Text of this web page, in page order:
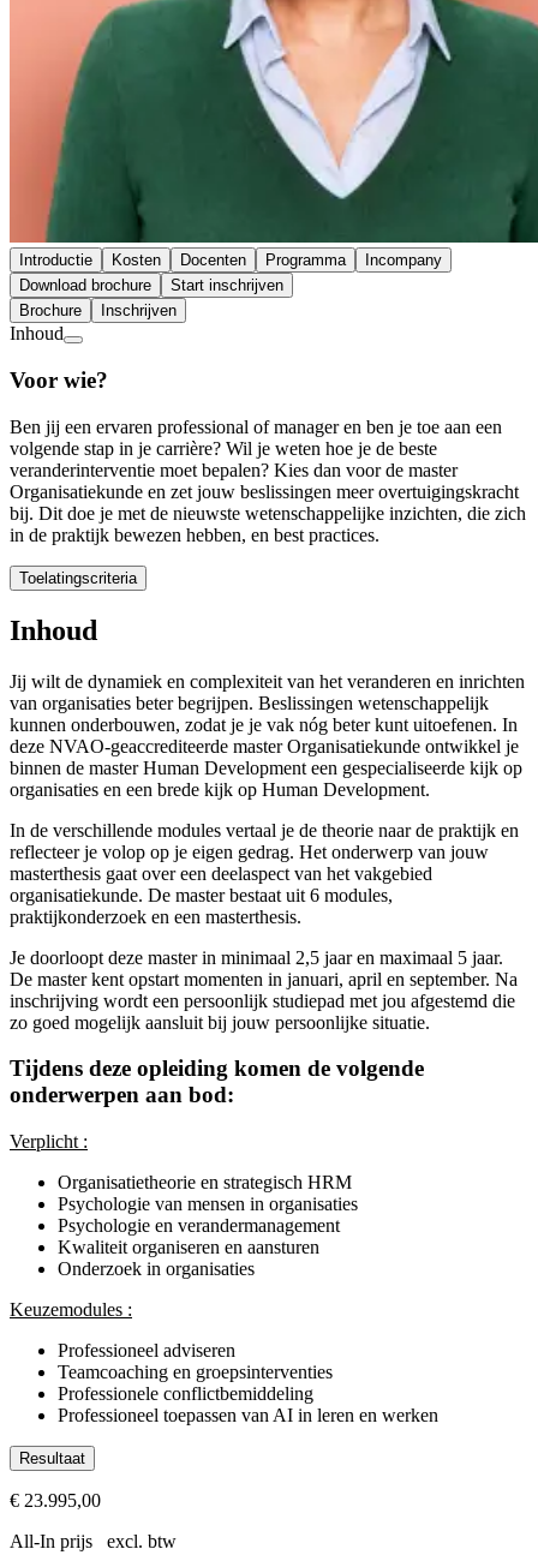
Introductie Kosten Docenten Programma
Incompany
Download brochure
Start inschrijven
Brochure
Inschrijven
Inhoud
Voor wie?
Ben jij een ervaren professional of manager en ben je toe aan een
volgende stap in je carrière? Wil je weten hoe je de beste
veranderinterventie moet bepalen? Kies dan voor de master
Organisatiekunde en zet jouw beslissingen meer overtuigingskracht
bij. Dit doe je met de nieuwste wetenschappelijke inzichten, die zich
in de praktijk bewezen hebben, en best practices.
Toelatingscriteria
Toelatingscriteria
Je bent in het bezit van een Bachelor- of mastergetuigschrift in het
Na aanmelding word je uitgenodigd voor een doelstellend gesprek
Inhoud
Jij wilt de dynamiek en complexiteit van het veranderen en inrichten
van organisaties beter begrijpen. Beslissingen wetenschappelijk
kunnen onderbouwen, zodat je je vak nóg beter kunt uitoefenen. In
deze NVAO-geaccrediteerde master Organisatiekunde ontwikkel je
binnen de master Human Development een gespecialiseerde kijk op
organisaties en een brede kijk op Human Development.
In de verschillende modules vertaal je de theorie naar de praktijk en
reflecteer je volop op je eigen gedrag. Het onderwerp van jouw
masterthesis gaat over een deelaspect van het vakgebied
organisatiekunde. De master bestaat uit 6 modules,
praktijkonderzoek en een masterthesis.
Je doorloopt deze master in minimaal 2,5 jaar en maximaal 5 jaar.
De master kent opstart momenten in januari, april en september. Na
inschrijving wordt een persoonlijk studiepad met jou afgestemd die
zo goed mogelijk aansluit bij jouw persoonlijke situatie.
Tijdens deze opleiding komen de volgende
onderwerpen aan bod:
Verplicht :
Organisatietheorie en strategisch HRM
Psychologie van mensen in organisaties
Psychologie en verandermanagement
Kwaliteit organiseren en aansturen
Onderzoek in organisaties
Keuzemodules :
Professioneel adviseren
Teamcoaching en groepsinterventies
Professionele conflictbemiddeling
Professioneel toepassen van AI in leren en werken
Resultaat
Je draagt de NVAO-geaccrediteerde titel Master of Arts
Je hebt de wetenschappelijke kennis om organisatie
€ 23.995,00
All-In prijs excl. btw